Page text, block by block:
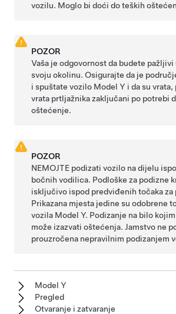
vozilu. Moglo bi doći do teških
POZOR
Vaša je odgovornost da budete pažljivi
svoju okolinu. Osigurajte da je
i spuštate vozilo Model Y i da su
vrata prtljažnikazaključani po potrebi
oštećenje.
POZOR
NEMOJTE podizati vozilo na dijelu
bočnih vodilica. Podloške za podizne
isključivo ispod predviđenih točaka za
Prikazana mjesta jedine su odobrene
vozila Model Y. Podizanje na bilo
može izazvati oštećenja. Jamstvo ne
prouzročena nepravilnim podizanjem
Model Y
Pregled
Otvaranje i zatvaranje